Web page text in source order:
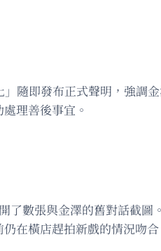
隨即發布正式聲明，強調
理善後事宜。
數張與金澤的舊對話截
在橫店趕拍新戲的情況吻